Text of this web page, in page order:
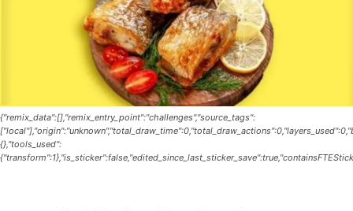
{"remix_data":[],"remix_entry_point":"challenges","source_tags":
{},"tools_used":